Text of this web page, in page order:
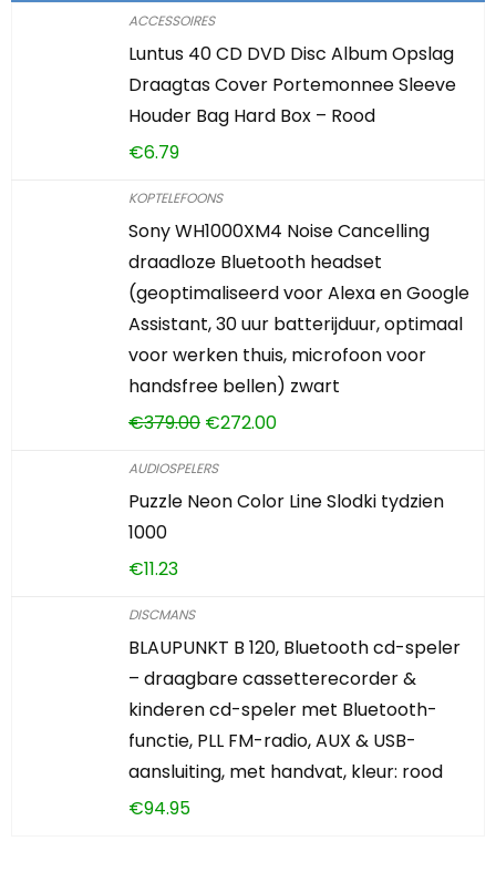
ACCESSOIRES
Luntus 40 CD DVD Disc Album Opslag
Draagtas Cover Portemonnee Sleeve
Houder Bag Hard Box – Rood
€6.79
KOPTELEFOONS
Sony WH1000XM4 Noise Cancelling
draadloze Bluetooth headset
(geoptimaliseerd voor Alexa en Google
Assistant, 30 uur batterijduur, optimaal
voor werken thuis, microfoon voor
handsfree bellen) zwart
€379.00 €272.00
AUDIOSPELERS
Puzzle Neon Color Line Slodki tydzien
1000
€11.23
DISCMANS
BLAUPUNKT B 120, Bluetooth cd-speler
– draagbare cassetterecorder &
kinderen cd-speler met Bluetooth-
functie, PLL FM-radio, AUX & USB-
aansluiting, met handvat, kleur: rood
€94.95